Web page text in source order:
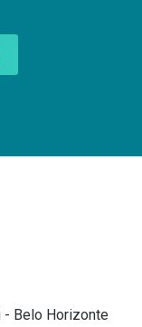
- Belo Horizonte